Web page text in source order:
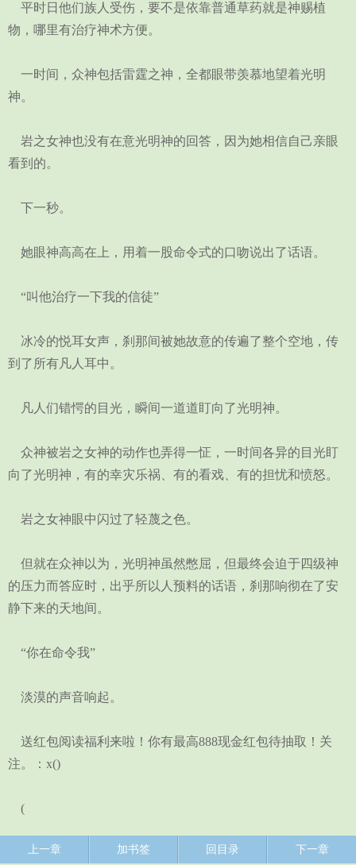
平时日他们族人受伤，要不是依靠普通草药就是神赐植
物，哪里有治疗神术方便。
一时间，众神包括雷霆之神，全都眼带羡慕地望着光明
神。
岩之女神也没有在意光明神的回答，因为她相信自己亲眼
看到的。
下一秒。
她眼神高高在上，用着一股命令式的口吻说出了话语。
“叫他治疗一下我的信徒”
冰冷的悦耳女声，刹那间被她故意的传遍了整个空地，传
到了所有凡人耳中。
凡人们错愕的目光，瞬间一道道盯向了光明神。
众神被岩之女神的动作也弄得一怔，一时间各异的目光盯
向了光明神，有的幸灾乐祸、有的看戏、有的担忧和愤怒。
岩之女神眼中闪过了轻蔑之色。
但就在众神以为，光明神虽然憋屈，但最终会迫于四级神
的压力而答应时，出乎所以人预料的话语，刹那响彻在了安
静下来的天地间。
“你在命令我”
淡漠的声音响起。
送红包阅读福利来啦！你有最高888现金红包待抽取！关
注。：x()
(
上一章 加书签 回目录 下一章